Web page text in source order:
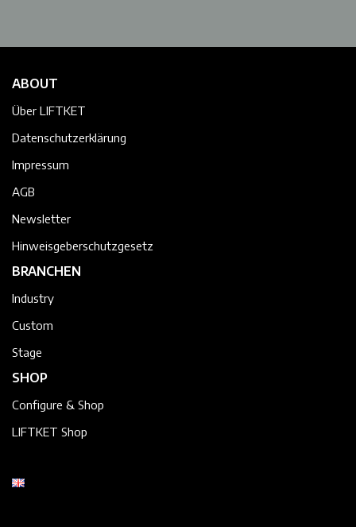
ABOUT
Über LIFTKET
Datenschutzerklärung
Impressum
AGB
Newsletter
Hinweisgeberschutzgesetz
BRANCHEN
Industry
Custom
Stage
SHOP
Configure & Shop
LIFTKET Shop